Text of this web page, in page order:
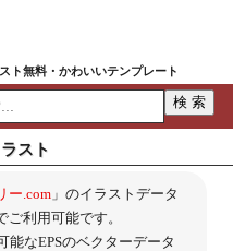
ト無料・かわいいテンプレート
スト
ー.com」のイラストデータ
利用可能です。
能なEPSのベクターデータ